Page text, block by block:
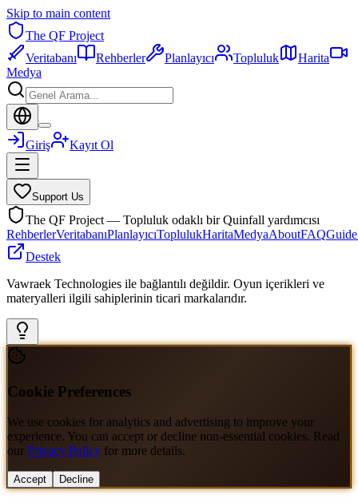
Skip to main content
The QF Project
Veritabanı
Rehberler Planlayıcı Topluluk
Harita
Medya
Giriş Kayıt Ol
Support Us
The QF Project — Topluluk odaklı bir Quinfall yardımcısı
RehberlerVeritabanıPlanlayıcıToplulukHaritaMedyaAboutFAQ
Destek
Vawraek Technologies ile bağlantılı değildir. Oyun içerikleri ve
materyalleri ilgili sahiplerinin ticari markalarıdır.
Cookie Preferences
We use cookies for analytics and advertising to improve your
experience. You can accept or decline non-essential cookies. Read
our Privacy Policy for more details.
Accept Decline